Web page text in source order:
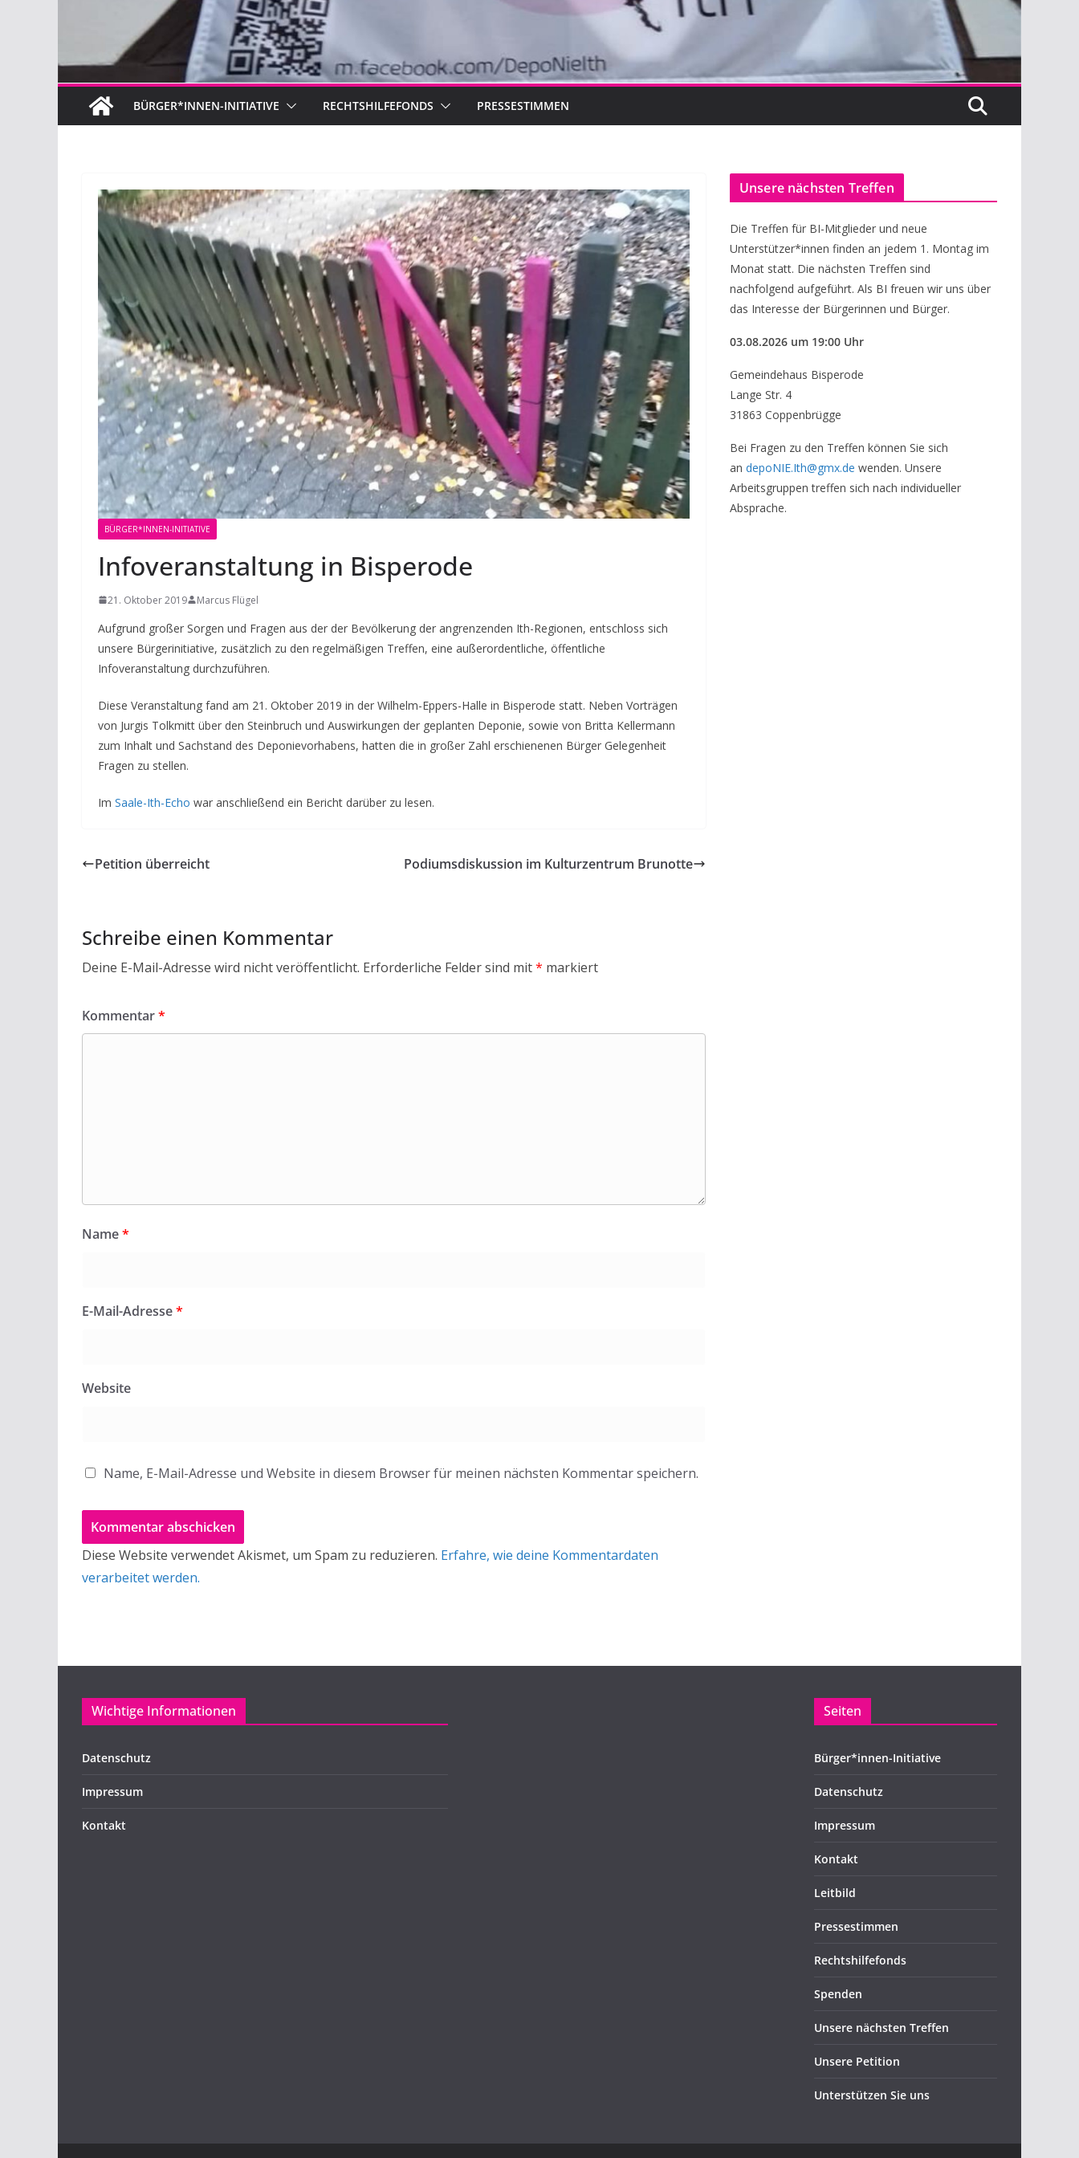
BÜRGER*INNEN-INITIATIVE RECHTSHILFEFONDS PRESSESTIMMEN
BÜRGER*INNEN-INITIATIVE
Infoveranstaltung in Bisperode
21. Oktober 2019 Marcus Flügel
Aufgrund großer Sorgen und Fragen aus der der Bevölkerung der angrenzenden Ith-Regionen, entschloss sich
unsere Bürgerinitiative, zusätzlich zu den regelmäßigen Treffen, eine außerordentliche, öffentliche
Infoveranstaltung durchzuführen.
Diese Veranstaltung fand am 21. Oktober 2019 in der Wilhelm-Eppers-Halle in Bisperode statt. Neben Vorträgen
von Jurgis Tolkmitt über den Steinbruch und Auswirkungen der geplanten Deponie, sowie von Britta Kellermann
zum Inhalt und Sachstand des Deponievorhabens, hatten die in großer Zahl erschienenen Bürger Gelegenheit
Fragen zu stellen.
Im Saale-Ith-Echo war anschließend ein Bericht darüber zu lesen.
Petition überreicht Podiumsdiskussion im Kulturzentrum Brunotte
Schreibe einen Kommentar
Deine E-Mail-Adresse wird nicht veröffentlicht. Erforderliche Felder sind mit* markiert
Kommentar*
Name*
E-Mail-Adresse*
Website
Name, E-Mail-Adresse und Website in diesem Browser für meinen nächsten Kommentar speichern.
Diese Website verwendet Akismet, um Spam zu reduzieren. Erfahre, wie deine Kommentardaten
verarbeitet werden.
Unsere nächsten Treffen
Die Treffen für BI-Mitglieder und neue
Unterstützer*innen finden an jedem 1. Montag im
Monat statt. Die nächsten Treffen sind
nachfolgend aufgeführt. Als BI freuen wir uns über
das Interesse der Bürgerinnen und Bürger.
03.08.2026 um 19:00 Uhr
Gemeindehaus Bisperode
Lange Str. 4
31863 Coppenbrügge
Bei Fragen zu den Treffen können Sie sich
an depoNIE.Ith@gmx.de wenden. Unsere
Arbeitsgruppen treffen sich nach individueller
Absprache.
Wichtige Informationen
Datenschutz
Impressum
Kontakt
Seiten
Bürger*innen-Initiative
Datenschutz
Impressum
Kontakt
Leitbild
Pressestimmen
Rechtshilfefonds
Spenden
Unsere nächsten Treffen
Unsere Petition
Unterstützen Sie uns